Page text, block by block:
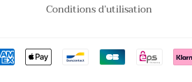
Conditions d’utilisation